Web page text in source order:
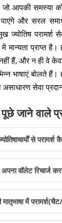
आपकी समस्या
और सरल
ज्योतिष
प्राप्त है।
हैं, और न ही वे
भाषाएं बोलते
सेवा
जाने वाले
से
मै कितने रुपये का अपना वॉलेट
मातृभाषा में